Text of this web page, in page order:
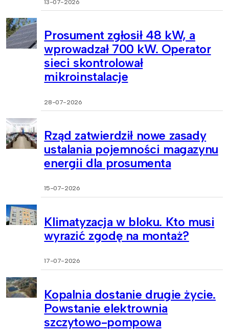
13-07-2026
Prosument zgłosił 48 kW, a
wprowadzał 700 kW. Operator
sieci skontrolował
mikroinstalacje
28-07-2026
Rząd zatwierdził nowe zasady
ustalania pojemności magazynu
energii dla prosumenta
15-07-2026
Klimatyzacja w bloku. Kto musi
wyrazić zgodę na montaż?
17-07-2026
Kopalnia dostanie drugie życie.
Powstanie elektrownia
szczytowo-pompowa